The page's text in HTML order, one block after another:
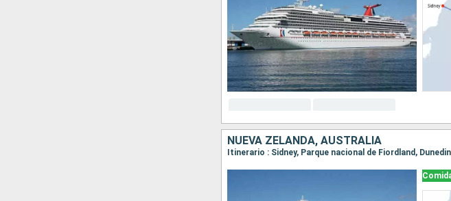
NUEVA ZELANDA, AUSTRALIA
Itinerario : Sidney, Parque nacional de Fiordland,